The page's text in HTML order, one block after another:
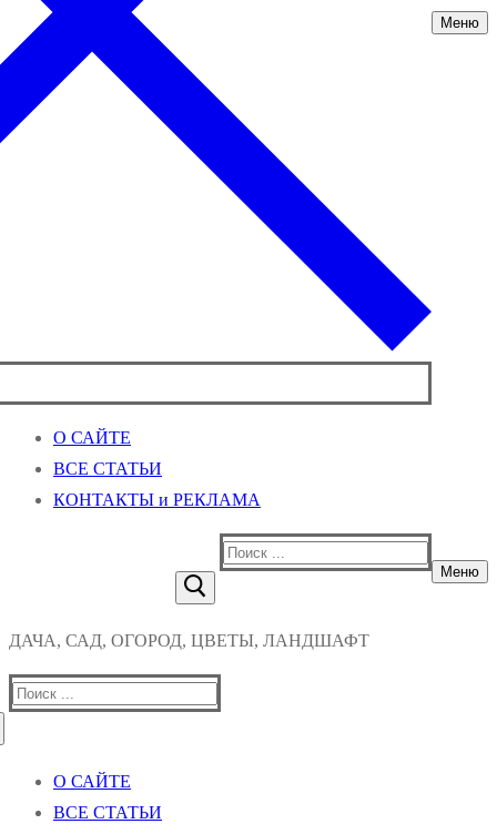
Меню
О САЙТЕ
ВСЕ СТАТЬИ
КОНТАКТЫ и РЕКЛАМА
Найти:
Меню
ДАЧА, САД, ОГОРОД, ЦВЕТЫ, ЛАНДШАФТ
Найти:
О САЙТЕ
ВСЕ СТАТЬИ